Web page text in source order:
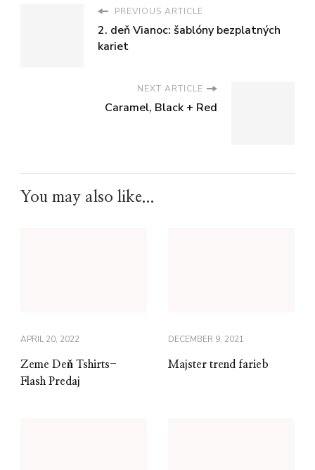
PREVIOUS ARTICLE
2. deň Vianoc: šablóny bezplatných
kariet
NEXT ARTICLE
Caramel, Black + Red
You may also like...
APRIL 20, 2022
Zeme Deň Tshirts-
Flash Predaj
DECEMBER 9, 2021
Majster trend farieb